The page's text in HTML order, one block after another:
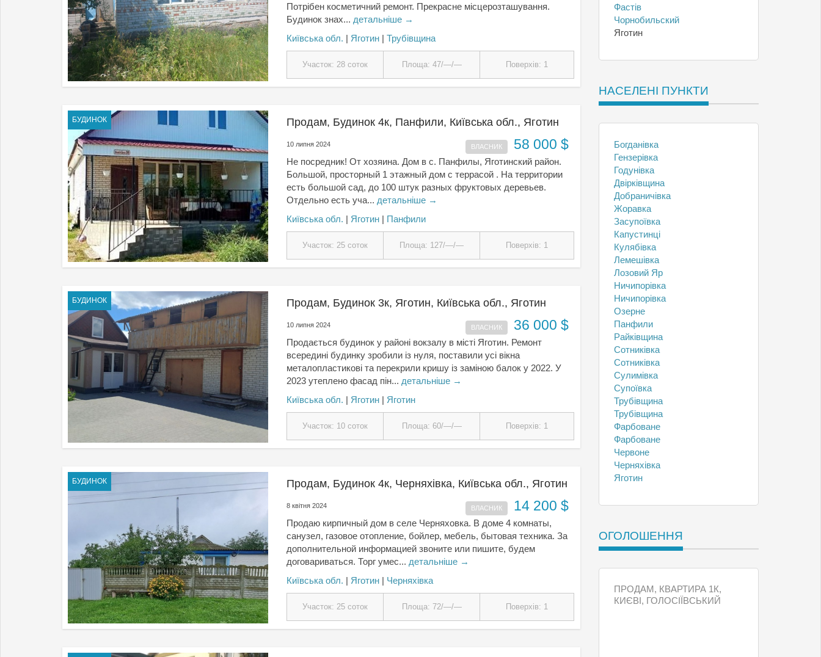
Потрібен косметичний ремонт. Прекрасне місцерозташування.
Будинок знах... детальніше →
Київська обл. | Яготин |Трубівщина
Участок: 28 соток Площа: 47/—/— Поверхів: 1
БУДИНОК Продам, Будинок 4к, Панфили, Київська обл., Яготин
10 липня 2024 ВЛАСНИК 58 000 $
Не посредник! От хозяина. Дом в с. Панфилы, Яготинский район.
Большой, просторный 1 этажный дом с террасой . На территории
есть большой сад, до 100 штук разных фруктовых деревьев.
Отдельно есть уча... детальніше →
Київська обл. | Яготин | Панфили
Участок: 25 соток Площа: 127/—/— Поверхів: 1
БУДИНОК Продам, Будинок 3к, Яготин, Київська обл., Яготин
10 липня 2024 ВЛАСНИК 36 000 $
Продається будинок у районі вокзалу в місті Яготин. Ремонт
всередині будинку зробили із нуля, поставили усі вікна
металопластикові та перекрили кришу із заміною балок у 2022. У
2023 утеплено фасад пін... детальніше →
Київська обл. | Яготин | Яготин
Участок: 10 соток Площа: 60/—/— Поверхів: 1
БУДИНОК Продам, Будинок 4к, Черняхівка, Київська обл., Яготин
8 квітня 2024 ВЛАСНИК 14 200 $
Продаю кирпичный дом в селе Черняховка. В доме 4 комнаты,
санузел, газовое отопление, бойлер, мебель, бытовая техника. За
дополнительной информацией звоните или пишите, будем
договариваться. Торг умес... детальніше →
Київська обл. | Яготин | Черняхівка
Участок: 25 соток Площа: 72/—/— Поверхів: 1
Фастів
Чорнобильский
Яготин
НАСЕЛЕНІ ПУНКТИ
Богданівка
Гензерівка
Годунівка
Двірківщина
Добраничівка
Жоравка
Засупоївка
Капустинці
Кулябівка
Лемешівка
Лозовий Яр
Ничипорівка
Ничипорівка
Озерне
Панфили
Райківщина
Сотниківка
Сотниківка
Сулимівка
Супоївка
Трубівщина
Трубівщина
Фарбоване
Фарбоване
Червоне
Черняхівка
Яготин
ОГОЛОШЕННЯ
ПРОДАМ, КВАРТИРА 1К,
КИЄВI, ГОЛОСІЇВСЬКИЙ